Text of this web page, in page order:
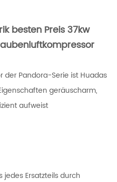
besten Preis 37kw
der Pandora-Serie ist Huadas
geräuscharm,
aufweist
Ersatzteils durch